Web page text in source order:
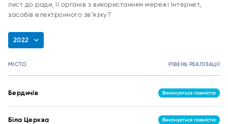
лист до ради, її органів з використанням мережі Інтернет,
засобів електронного зв’язку?
2022
МІСТО РІВЕНЬ РЕАЛІЗАЦІЇ
Бердичів Виконується повністю
Біла Церква Виконується повністю